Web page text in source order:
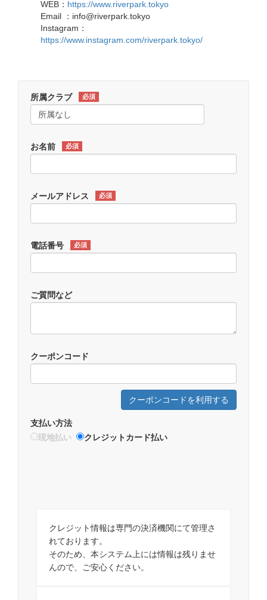
WEB： https://www.riverpark.tokyo
Email ：info@riverpark.tokyo
Instagram：
https://www.instagram.com/riverpark.tokyo/
所属クラブ 必須
お名前 必須
メールアドレス 必須
電話番号 必須
ご質問など
クーポンコード
クーポンコードを利用する
支払い方法
現地払い
クレジットカード払い
クレジット情報は専門の決済機関にて管理さ
れております。
そのため、本システム上には情報は残りませ
んので、ご安心ください。